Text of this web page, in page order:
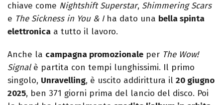
chiave come Nightshift Superstar, Shimmering Scars
e The Sickness in You & Iha dato una bella spinta
elettronica a tutto il lavoro.
Anche la campagna promozionale per The Wow!
Signalè partita con tempi lunghissimi. Il primo
singolo, Unravelling, è uscito addirittura il 20 giugno
2025, ben 371 giorni prima del lancio del disco. Poi